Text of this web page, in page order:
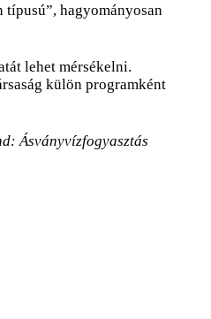
hagyományosan
lehet mérsékelni.
külön programként
Ásványvízfogyasztás